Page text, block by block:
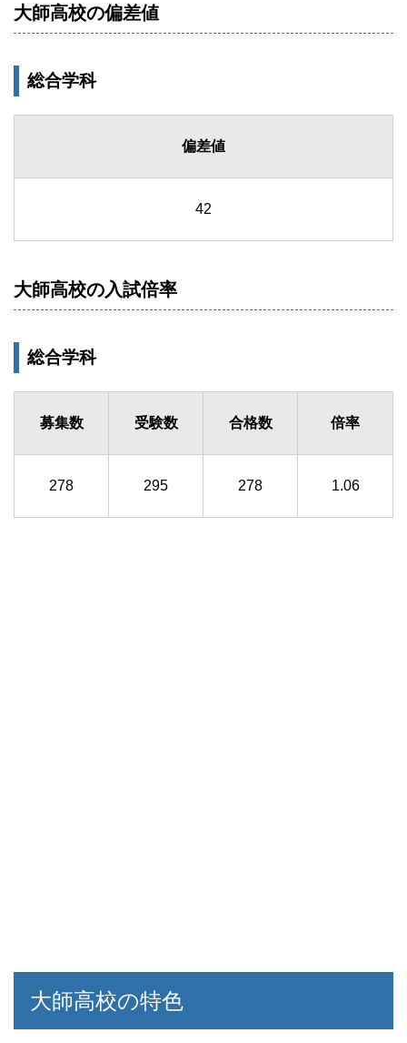
大師高校の偏差値
総合学科
偏差値
42
大師高校の入試倍率
総合学科
募集数 受験数 合格数 倍率
278 295 278 1.06
大師高校の特色